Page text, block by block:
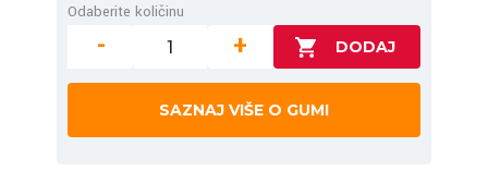
Odaberite količinu
- +
SAZNAJ VIŠE O GUMI